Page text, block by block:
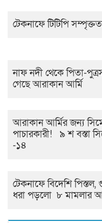
টেকনাফে টিটিপি
নাফ নদী থেকে পিতা-
গেছে আরাকান আর্মি
আরাকান আর্মির জন্য
পাচারকারী! ৯ শ বস্তা
-১৪
টেকনাফে বিদেশি পিস্তল,
ধরা পড়লো ৮ মামলার